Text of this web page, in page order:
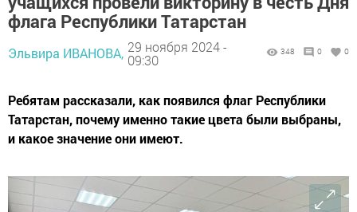
флага Республики Татарстан
Эльвира ИВАНОВА, 29 ноября 2024 -
09:30
348 0 0
Ребятам рассказали, как появился флаг Республики
Татарстан, почему именно такие цвета были выбраны,
и какое значение они имеют.